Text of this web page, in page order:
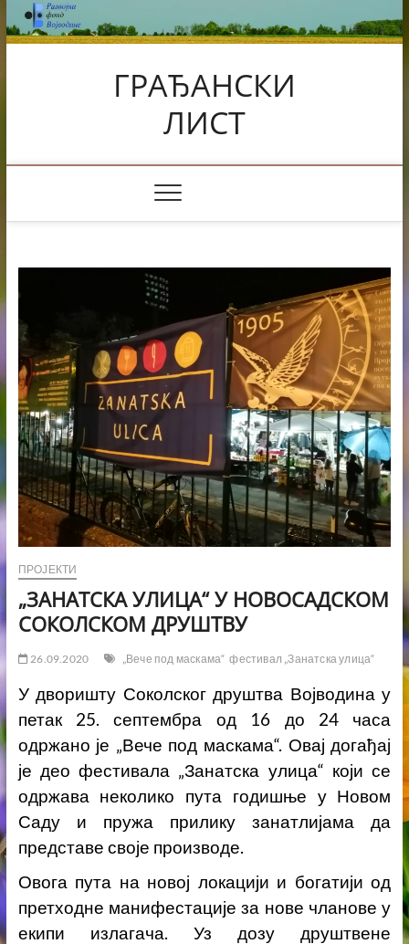
Skip
to
content
ГРАЂАНСКИ
ЛИСТ
ПРОЈЕКТИ
„ЗАНАТСКА УЛИЦА“ У НОВОСАДСКОМ
СОКОЛСКОМ ДРУШТВУ
26.09.2020 „Вече под маскама“ фестивал „Занатска улица“
У дворишту Соколског друштва Војводина у
петак 25. септембра од 16 до 24 часа
одржано је „Вече под маскама“. Овај догађај
је део фестивала „Занатска улица“ који се
одржава неколико пута годишње у Новом
Саду и пружа прилику занатлијама да
представе своје производе.
Овога пута на новој локацији и богатији од
претходне манифестације за нове чланове у
екипи излагача. Уз дозу друштвене